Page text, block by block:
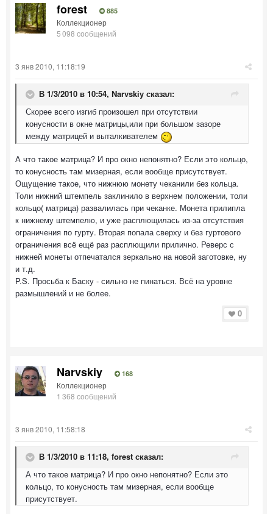
forest 885
Коллекционер
5 098 сообщений
3 янв 2010, 11:18:19
В 1/3/2010 в 10:54, Narvskiy сказал:
Скорее всего изгиб произошел при отсутствии
конусности в окне матрицы,или при большом зазоре
между матрицей и выталкивателем
А что такое матрица? И про окно непонятно? Если это кольцо,
то конусность там мизерная, если вообще присутствует.
Ощущение такое, что нижнюю монету чеканили без кольца.
Толи нижний штемпель заклинило в верхнем положении, толи
кольцо( матрица) развалилась при чеканке. Монета прилипла
к нижнему штемпелю, и уже расплющилась из-за отсутствия
ограничения по гурту. Вторая попала сверху и без гуртового
ограничения всё ещё раз расплющили прилично. Реверс с
нижней монеты отпечатался зеркально на новой заготовке, ну
и т.д.
P.S. Просьба к Баску - сильно не пинаться. Всё на уровне
размышлений и не более.
0
Narvskiy 168
Коллекционер
1 368 сообщений
3 янв 2010, 11:58:18
В 1/3/2010 в 11:18, forest сказал:
А что такое матрица? И про окно непонятно? Если это
кольцо, то конусность там мизерная, если вообще
присутствует.